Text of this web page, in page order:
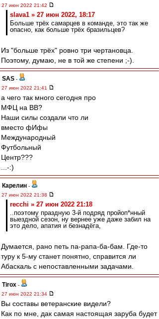
27 июн 2022 21:42
slava1 » 27 июн 2022, 18:17
Больше трёх самарцев в команде, это так же
опасно, как больше трёх бразильцев?
Из "больше трёх" ровно три чертановца.
Поэтому, думаю, не в той же степени ;-).
SAS -
27 июн 2022 21:41
а чего так много сегодня про
МФЦ на ВВ?
Наши силы создали что ли
вместо фИфы
Международный
Футбольный
Центр???
...-:)
Карелин -
27 июн 2022 21:38
recchi » 27 июн 2022 21:18
..поэтому праздную 3-й подряд пройоп*нный
выездной сезон, ну вернее уже даже забил на
это дело, апатия и безнадёга,
Думается, рано петь па-рапа-ба-бам. Где-то
туру к 5-му станет понятно, справится ли
Абаскаль с непоставленными задачами.
Tirox -
27 июн 2022 21:34
Вы составы ветеранские видели?
Как по мне, дак самая настоящая заруба будет